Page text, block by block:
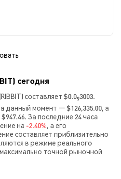
сегодня
составляет $0.093003.
данный момент — $126,335.00, а
За последние 24 часа
на -2.40%, а его
составляет приблизительно
в режиме реального
точной рыночной